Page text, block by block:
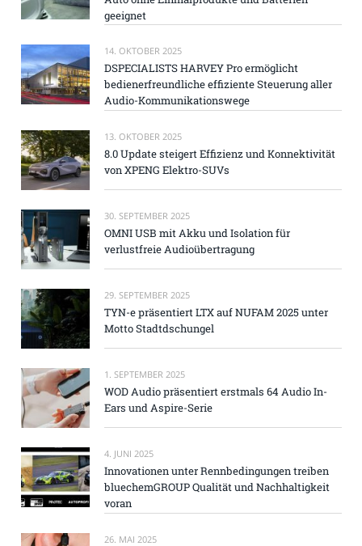
geeignet
14. OKTOBER 2025
DSPECIALISTS HARVEY Pro ermöglicht
bedienerfreundliche effiziente Steuerung aller
Audio-Kommunikationswege
13. OKTOBER 2025
8.0 Update steigert Effizienz und Konnektivität
von XPENG Elektro-SUVs
30. SEPTEMBER 2025
OMNI USB mit Akku und Isolation für
verlustfreie Audioübertragung
29. SEPTEMBER 2025
TYN-e präsentiert LTX auf NUFAM 2025 unter
Motto Stadtdschungel
1. SEPTEMBER 2025
WOD Audio präsentiert erstmals 64 Audio In-
Ears und Aspire-Serie
4. JUNI 2025
Innovationen unter Rennbedingungen treiben
bluechemGROUP Qualität und Nachhaltigkeit
voran
26. MAI 2025